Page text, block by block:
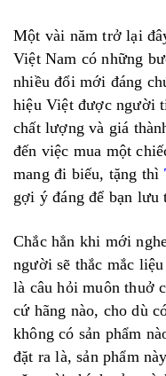
Một vài năm trở lại
Việt Nam có những
nhiều đổi mới đáng
hiệu Việt được người
chất lượng và giá
đến việc mua một
mang đi biếu, tặng thì
gợi ý đáng để bạn lưu
Chắc hẳn khi mới
người sẽ thắc mắc
là câu hỏi muôn thuở
cứ hãng nào, cho dù
không có sản phẩm
đặt ra là, sản phẩm